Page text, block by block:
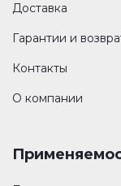
Доставка
Гарантии и
Контакты
О компании